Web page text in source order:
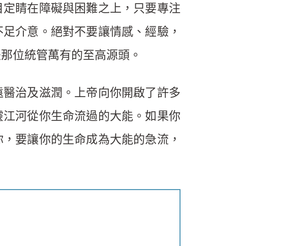
睛在障礙與困難之上，只要專注
介意。絕對不要讓情感、經驗，
位統管萬有的至高源頭。
治及滋潤。上帝向你開啟了許多
河從你生命流過的大能。如果你
要讓你的生命成為大能的急流，